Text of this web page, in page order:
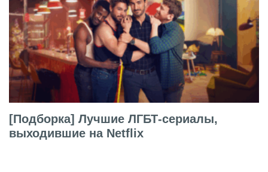
[Подборка] Лучшие ЛГБТ-сериалы,
выходившие на Netflix